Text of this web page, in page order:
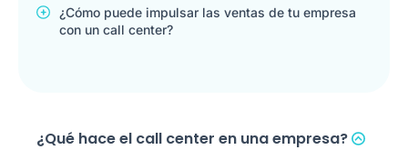
¿Cómo puede impulsar las ventas de tu empresa
con un call center?
¿Qué hace el call center en una empresa?